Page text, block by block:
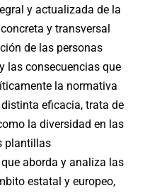
y actualizada de la
y transversal
de las personas
las consecuencias que
la normativa
eficacia, trata de
la diversidad en las
plantillas
aborda y analiza las
estatal y europeo,